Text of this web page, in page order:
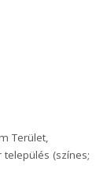
Terület,
település (színes;